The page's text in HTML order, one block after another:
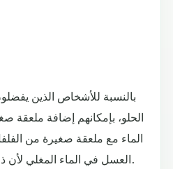
بالنسبة للأشخاص الذين
الحلو، بإمكانهم إضافة
الماء مع ملعقة صغيرة من
العسل في الماء المغلي لأن ذلك يجعله يفرز مواد سامة.